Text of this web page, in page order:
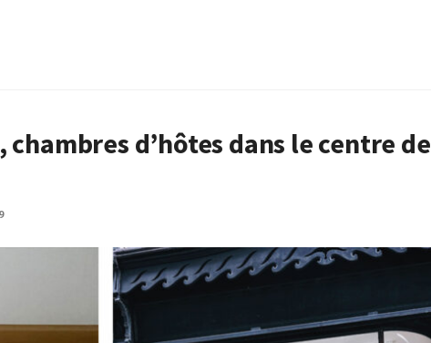
chambres d’hôtes dans le centre de